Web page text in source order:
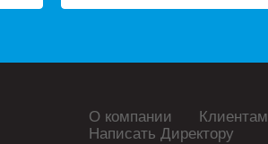
О компании Клиентам
Написать Директору